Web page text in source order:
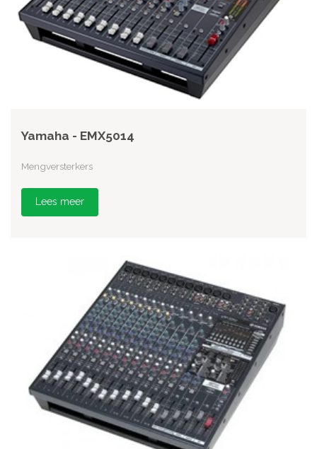
Yamaha - EMX5014
Mengversterkers
Lees meer